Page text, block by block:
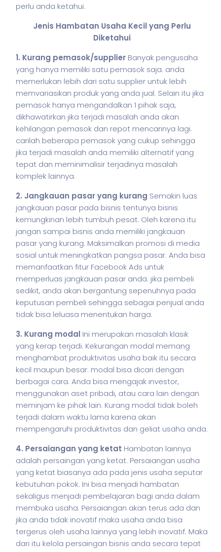
perlu anda ketahui.
Jenis Hambatan Usaha Kecil yang Perlu
Diketahui
1. Kurang pemasok/supplier Banyak pengusaha
yang hanya memiliki satu pemasok saja. anda
memerlukan lebih dari satu supplier untuk lebih
memvariasikan produk yang anda jual. Selain itu jika
pemasok hanya mengandalkan 1 pihak saja,
dikhawatirkan jika terjadi masalah anda akan
kehilangan pemasok dan repot mencarinya lagi.
carilah beberapa pemasok yang cukup sehingga
jika terjadi masalah anda memiliki alternatif yang
tepat dan meminimalisir terjadinya masalah
komplek lainnya.
2. Jangkauan pasar yang kurang Semakin luas
jangkauan pasar pada bisnis tentunya bisnis
kemungkinan lebih tumbuh pesat. Oleh karena itu
jangan sampai bisnis anda memiliki jangkauan
pasar yang kurang. Maksimalkan promosi di media
sosial untuk meningkatkan pangsa pasar. Anda bisa
memanfaatkan fitur Facebook Ads untuk
memperluas jangkauan pasar anda. jika pembeli
sedikit, anda akan bergantung sepenuhnya pada
keputusan pembeli sehingga sebagai penjual anda
tidak bisa leluasa menentukan harga.
3. Kurang modal Ini merupakan masalah klasik
yang kerap terjadi. Kekurangan modal memang
menghambat produktivitas usaha baik itu secara
kecil maupun besar. modal bisa dicari dengan
berbagai cara. Anda bisa mengajak investor,
menggunakan aset pribadi, atau cara lain dengan
meminjam ke pihak lain. Kurang modal tidak boleh
terjadi dalam waktu lama karena akan
mempengaruhi produktivitas dan geliat usaha anda.
4. Persaiangan yang ketat Hambatan lainnya
adalah persaingan yang ketat. Persaiangan usaha
yang ketat biasanya ada pada jenis usaha seputar
kebutuhan pokok. Ini bisa menjadi hambatan
sekaligus menjadi pembelajaran bagi anda dalam
membuka usaha. Persaiangan akan terus ada dan
jika anda tidak inovatif maka usaha anda bisa
tergerus oleh usaha lainnya yang lebih inovatif. Maka
dari itu kelola persaingan bisnis anda secara tepat